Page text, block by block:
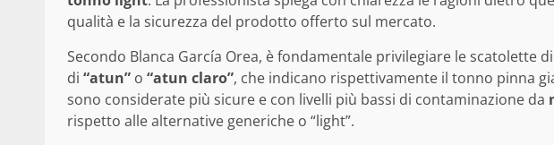
qualità e la sicurezza del prodotto offerto sul mercato.
Secondo Blanca García Orea, è fondamentale privilegiare le scatolette
di “atun” o “atun claro”, che indicano rispettivamente il tonno pinna
sono considerate più sicure e con livelli più bassi di contaminazione da
rispetto alle alternative generiche o “light”.